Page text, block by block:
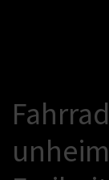
Fahrrad
unheim